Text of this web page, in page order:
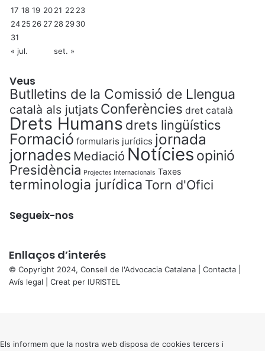
17 18 19 2021 22 23
2425 26 27 28 2930
31
« jul.
set. »
Veus
Butlletins de la Comissió de Llengua
català als jutjats Conferències dret català
Drets Humans drets lingüístics
Formació formularis jurídics jornada
jornades Mediació Notícies opinió
Presidència Projectes Internacionals Taxes
terminologia jurídica Torn d'Ofici
Segueix-nos
Enllaços d’interés
© Copyright 2024, Consell de l'Advocacia Catalana | Contacta
Avís legal | Creat per IURISTEL
button
Els informem que la nostra web disposa de cookies tercers i